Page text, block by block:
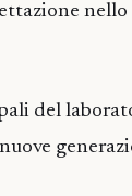
nello
del